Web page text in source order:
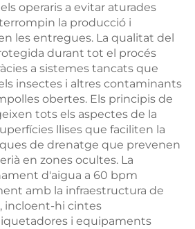
operaris a evitar aturades
la producció i
les entregues. La qualitat del
durant tot el procés
a sistemes tancats que
insectes i altres contaminants
obertes. Els principis de
tots els aspectes de la
llises que faciliten la
de drenatge que prevenen
en zones ocultes. La
d'aigua a 60 bpm
amb la infraestructura de
incloent-hi cintes
i equipaments